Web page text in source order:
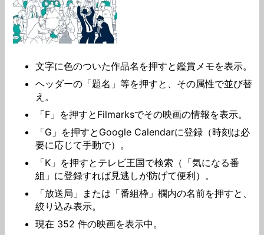
文字に色のついた作品名を押すと鑑賞メモを表示。
ヘッダーの「題名」等を押すと、その属性で並び替
え。
「F」を押すとFilmarksでその映画の情報を表示。
「G」を押すとGoogle Calendarに登録（時刻は必
要に応じて手動で）。
「K」を押すとテレビ王国で検索（「気になる番
組」に登録すれば見逃しが防げて便利）。
「放送局」または「番組枠」欄内の名前を押すと、
絞り込み表示。
現在 352 件の映画を表示中。